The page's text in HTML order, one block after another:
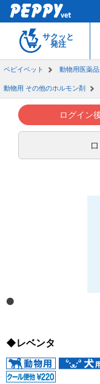
サクッと
発注
ペピイベット 動物用医薬品
動物用 その他のホルモン剤
ログイン
◆レベンタ